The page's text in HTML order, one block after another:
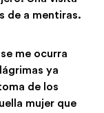
de a mentiras.
me ocurra
ya
de los
mujer que